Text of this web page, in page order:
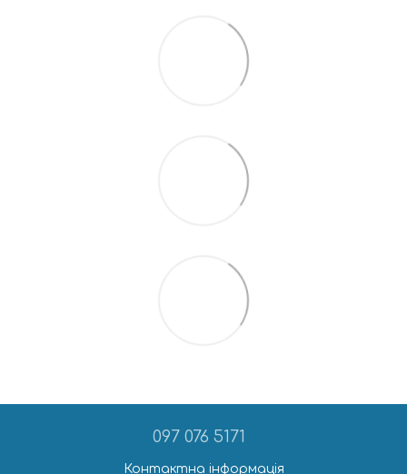
097 076 5171
Контактна інформація